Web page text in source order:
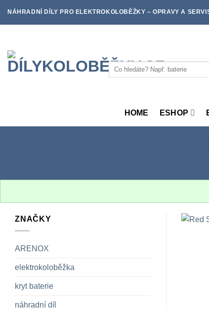
NÁHRADNÍ DÍLY PRO ELEKTROKOLOBĚŽKY – OPRAVY A
Hledat:
HOME ESHOP
ZNAČKY
ARENOX
elektrokoloběžka
kryt baterie
náhradní díl